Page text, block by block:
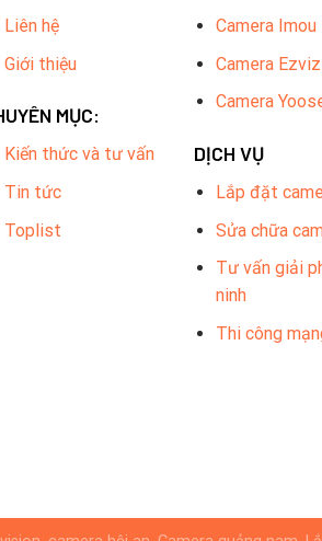
Liên hệ
Giới thiệu
MỤC:
Kiến thức và tư vấn
Tin tức
Toplist
Camera Imou
Camera Ezviz
Camera
DỊCH VỤ
Lắp đặt
Sửa chữa
Tư vấn giải
ninh
Thi công